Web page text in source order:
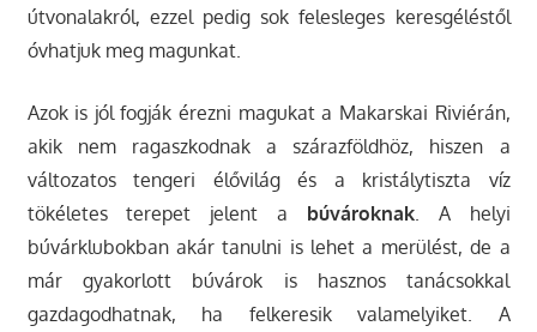
útvonalakról, ezzel pedig sok felesleges keresgéléstől
óvhatjuk meg magunkat.
Azok is jól fogják érezni magukat a Makarskai Riviérán,
akik nem ragaszkodnak a szárazföldhöz, hiszen a
változatos tengeri élővilág és a kristálytiszta víz
tökéletes terepet jelent a búvároknak. A helyi
búvárklubokban akár tanulni is lehet a merülést, de a
már gyakorlott búvárok is hasznos tanácsokkal
gazdagodhatnak, ha felkeresik valamelyiket. A